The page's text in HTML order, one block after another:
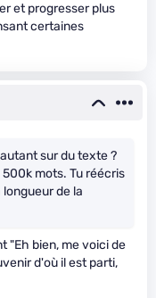
et progresser plus
certaines
sur du texte ?
mots. Tu réécris
de la
"Eh bien, me voici de
d'où il est parti,